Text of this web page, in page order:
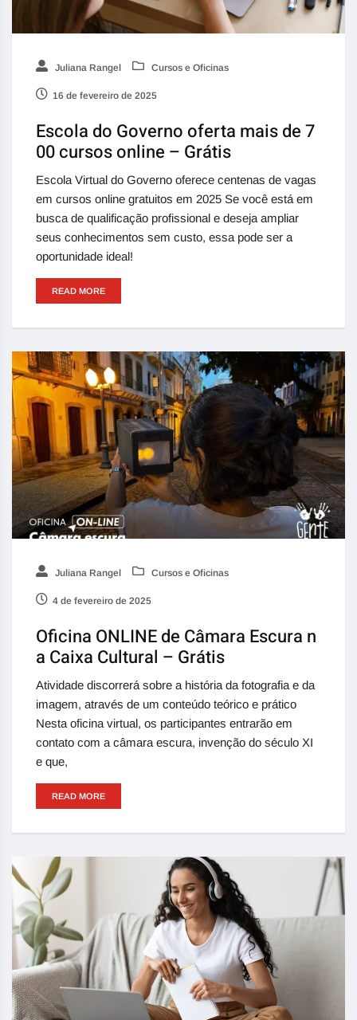
Juliana Rangel Cursos e Oficinas
16 de fevereiro de 2025
Escola do Governo oferta mais de 7
00 cursos online – Grátis
Escola Virtual do Governo oferece centenas de vagas
em cursos online gratuitos em 2025 Se você está em
busca de qualificação profissional e deseja ampliar
seus conhecimentos sem custo, essa pode ser a
oportunidade ideal!
READ MORE
Juliana Rangel Cursos e Oficinas
4 de fevereiro de 2025
Oficina ONLINE de Câmara Escura n
a Caixa Cultural – Grátis
Atividade discorrerá sobre a história da fotografia e da
imagem, através de um conteúdo teórico e prático
Nesta oficina virtual, os participantes entrarão em
contato com a câmara escura, invenção do século XI
e que,
READ MORE